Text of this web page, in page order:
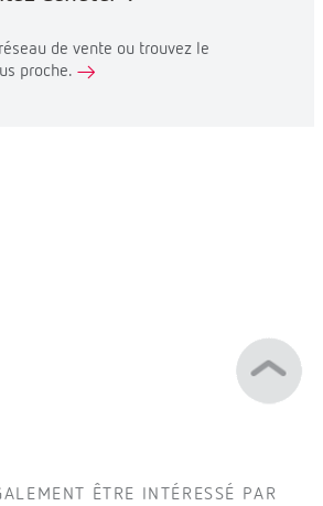
de vente ou trouvez le
proche.
ÊTRE INTÉRESSÉ PAR